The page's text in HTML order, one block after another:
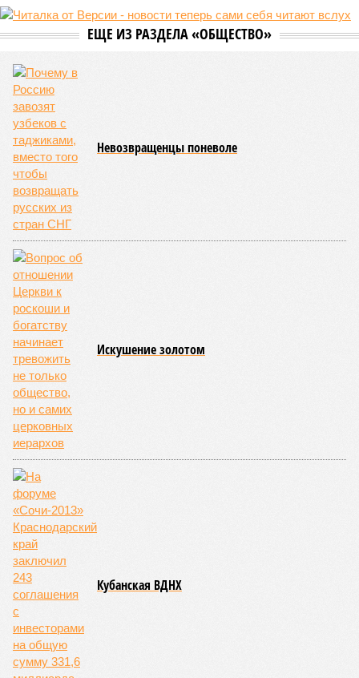
ЕЩЕ ИЗ РАЗДЕЛА «ОБЩЕСТВО»
Невозвращенцы поневоле
Искушение золотом
Кубанская ВДНХ